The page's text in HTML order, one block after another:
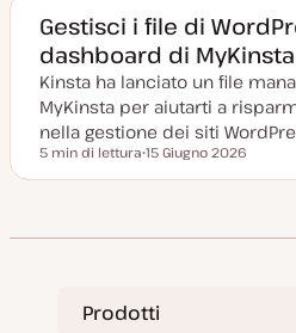
g
g
i
o
r
a
t
a
Gestisci i file di
dashboard di MyKinsta
Kinsta ha lanciato un file
MyKinsta per aiutarti a
nella gestione dei siti
Tempo di lettura
5 min di lettura
a
r
n
15 Giugno 2026
Prodotti